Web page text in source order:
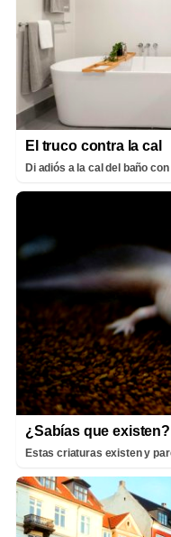
El truco contra la cal
Di adiós a la cal del baño
¿Sabías que existen?
Estas criaturas existen y